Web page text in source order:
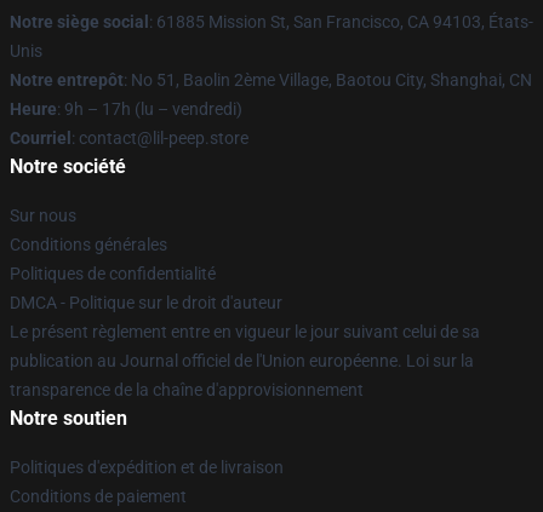
Notre siège social : 61885 Mission St, San Francisco, CA 94103, États-
Unis
Notre entrepôt: No 51, Baolin 2ème Village, Baotou City, Shanghai, CN
Heure: 9h – 17h (lu – vendredi)
Courriel : contact@lil-peep.store
Notre société
Sur nous
Conditions générales
Politiques de confidentialité
DMCA - Politique sur le droit d'auteur
Le présent règlement entre en vigueur le jour suivant celui de sa
publication au Journal officiel de l'Union européenne. Loi sur la
transparence de la chaîne d'approvisionnement
Notre soutien
Politiques d'expédition et de livraison
Conditions de paiement